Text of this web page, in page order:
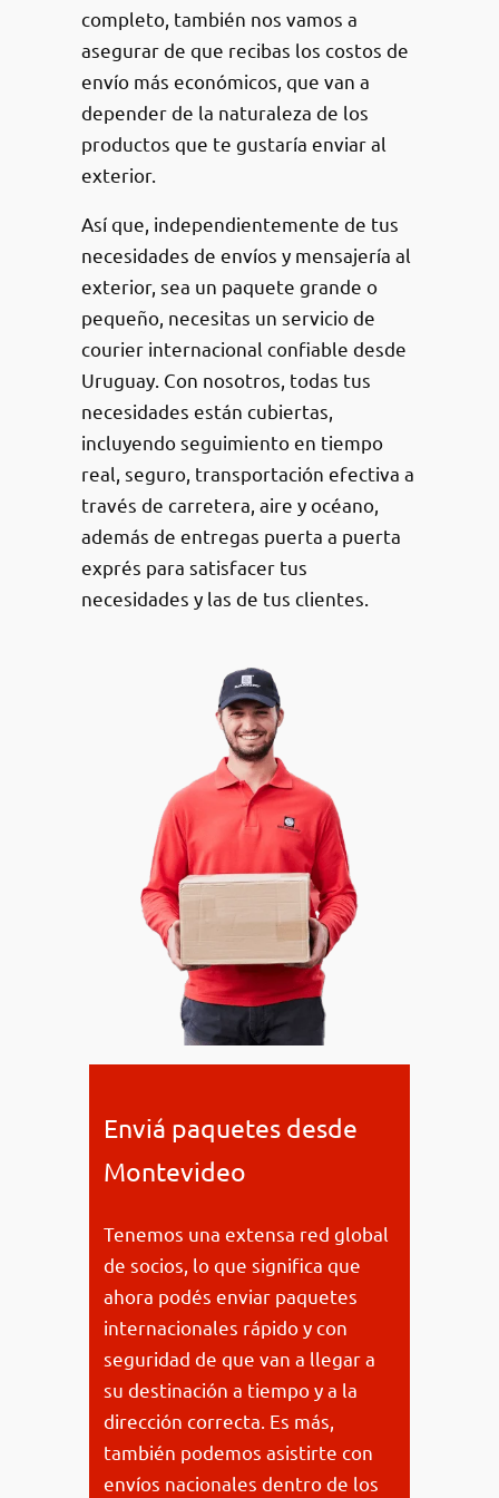
completo, también nos vamos a
asegurar de que recibas los costos de
envío más económicos, que van a
depender de la naturaleza de los
productos que te gustaría enviar al
exterior.
Así que, independientemente de tus
necesidades de envíos y mensajería al
exterior, sea un paquete grande o
pequeño, necesitas un servicio de
courier internacional confiable desde
Uruguay. Con nosotros, todas tus
necesidades están cubiertas,
incluyendo seguimiento en tiempo
real, seguro, transportación efectiva a
través de carretera, aire y océano,
además de entregas puerta a puerta
exprés para satisfacer tus
necesidades y las de tus clientes.
Enviá paquetes desde
Montevideo
Tenemos una extensa red global
de socios, lo que significa que
ahora podés enviar paquetes
internacionales rápido y con
seguridad de que van a llegar a
su destinación a tiempo y a la
dirección correcta. Es más,
también podemos asistirte con
envíos nacionales dentro de los